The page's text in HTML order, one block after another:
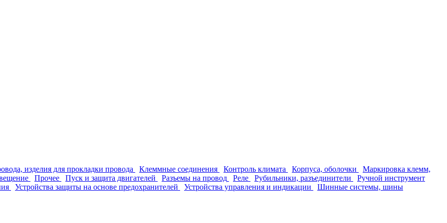
изделия для прокладки провода Клеммные соединения Контроль климата Корпуса, оболочки
Маркировка клемм,
Прочее Пуск и защита двигателей Разъемы на провод Реле Рубильники, разъединители
Ручной инструмент
Устройства защиты на основе предохранителей Устройства управления и индикации
Шинные системы, шины